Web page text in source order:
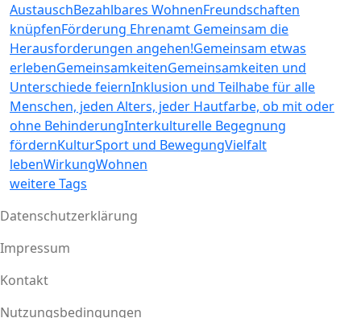
AustauschBezahlbares WohnenFreundschaften
knüpfenFörderung Ehrenamt Gemeinsam die
Herausforderungen angehen!Gemeinsam etwas
erlebenGemeinsamkeitenGemeinsamkeiten und
Unterschiede feiernInklusion und Teilhabe für alle
Menschen, jeden Alters, jeder Hautfarbe, ob mit oder
ohne BehinderungInterkulturelle Begegnung
fördernKulturSport und BewegungVielfalt
lebenWirkungWohnen
weitere Tags
Fußzeile
Datenschutzerklärung
Impressum
Kontakt
Nutzungsbedingungen